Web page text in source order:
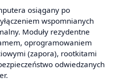
osiągany po
wspomnianych
Moduły rezydentne
oprogramowaniem
(zapora), rootkitami
odwiedzanych